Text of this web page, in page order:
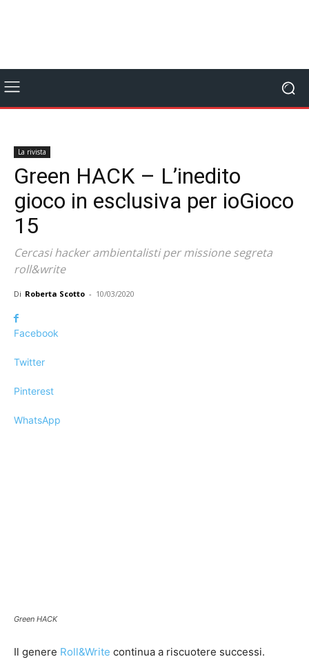
La rivista
Green HACK – L’inedito
gioco in esclusiva per ioGioco
15
Cercasi hacker ambientalisti per missione segreta
roll&write
Di Roberta Scotto - 10/03/2020
Facebook
Twitter
Pinterest
WhatsApp
Green HACK
Il genere Roll&Write continua a riscuotere successi.